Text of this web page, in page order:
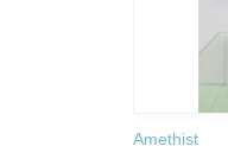
Amethist